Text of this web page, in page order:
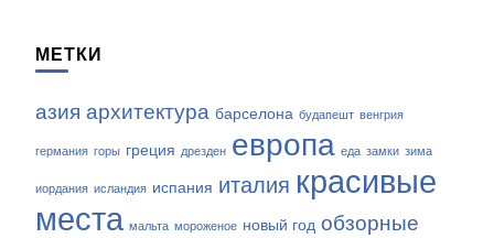
МЕТКИ
азия архитектура барселона будапешт венгрия
германия горы греция дрезден европа еда замки зима
иордания исландия испания италия красивые
места мальта мороженое новый год обзорные